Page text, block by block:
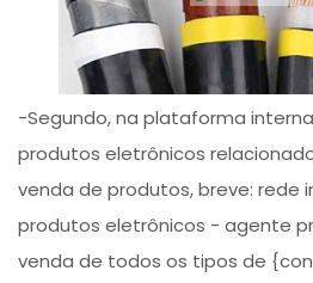
-Segundo, na plataforma
produtos eletrônicos
venda de produtos, breve: rede
produtos eletrônicos - agente
venda de todos os tipos de